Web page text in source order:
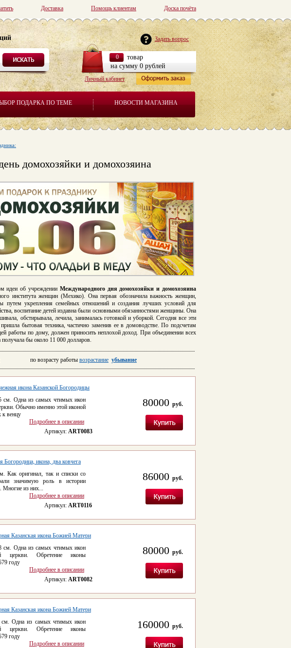
Доска почёта
Помощь клиентам
Доставка
ПОДАРКА ПО ТЕМЕ НОВОСТИ МАГАЗИНА
Личный кабинет
Задать вопрос
0
товар
на сумму 0 рублей
домохозяйки и домохозяина
идеи об учреждении Международного дня домохозяйки и домохозяина
института женщин (Мехико). Она первая обозначила важность женщин,
путем укрепления семейных отношений и создания лучших условий для
воспитание детей издавна были основными обязанностями женщины. Она
обстирывала, лечила, занималась готовкой и уборкой. Сегодня все эти
бытовая техника, частично заменив ее в домоводстве. По подсчетам
работы по дому, должен приносить неплохой доход. При объединении всех
бы около 11 000 долларов.
по возрасту работы возрастание убывание
икона Казанской Богородицы
см. Одна из самых чтимых икон
Обычно именно этой иконой
к венцу
Подробнее в описании
80000 руб.
Артикул: ART0083
Богородица, икона, два ковчега
Как оригинал, так и списки со
значимую роль в истории
Многие из них...
Подробнее в описании
86000 руб.
Артикул: ART0116
Казанская икона Божией Матери
см. Одна из самых чтимых икон
церкви. Обретение иконы
году
Подробнее в описании
80000 руб.
Артикул: ART0082
Казанская икона Божией Матери
Одна из самых чтимых икон
церкви. Обретение иконы
году
Подробнее в описании
160000 руб.